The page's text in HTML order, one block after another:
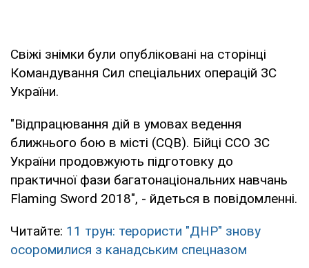
Свіжі знімки були опубліковані на сторінці
Командування Сил спеціальних операцій ЗС
України.
"Відпрацювання дій в умовах ведення
ближнього бою в місті (CQB). Бійці ССО ЗС
України продовжують підготовку до
практичної фази багатонаціональних навчань
Flaming Sword 2018", - йдеться в повідомленні.
Читайте: 11 трун: терористи "ДНР" знову
осоромилися з канадським спецназом